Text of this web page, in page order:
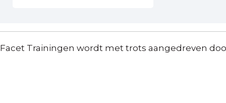
Facet Trainingen wordt met trots aangedreven